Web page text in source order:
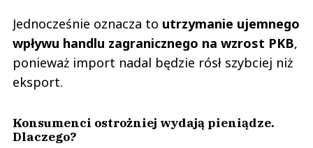
Jednocześnie oznacza to utrzymanie ujemnego
wpływu handlu zagranicznego na wzrost PKB,
ponieważ import nadal będzie rósł szybciej niż
eksport.
Konsumenci ostrożniej wydają pieniądze.
Dlaczego?